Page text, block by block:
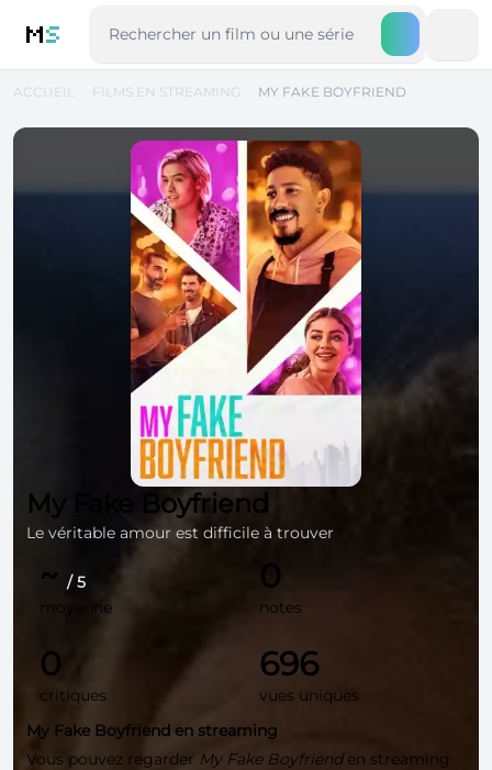
MS
ACCUEIL FILMS EN STREAMING MY FAKE BOYFRIEND
My Fake Boyfriend
Le véritable amour est difficile à trouver
~ / 5
moyenne
0
notes
0
critiques
696
vues uniques
My Fake Boyfriend en streaming
Vous pouvez regarder My Fake Boyfrienden streaming